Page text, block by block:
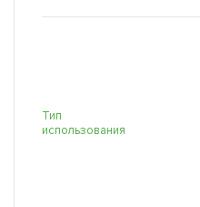
Тип
использования